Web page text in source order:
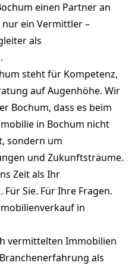
einen Partner an
ein Vermittler –
als
steht für Kompetenz,
auf Augenhöhe. Wir
Bochum, dass es beim
in Bochum nicht
sondern um
und Zukunftsträume.
Zeit als Ihr
Sie. Für Ihre Fragen.
in
vermittelten Immobilien
als